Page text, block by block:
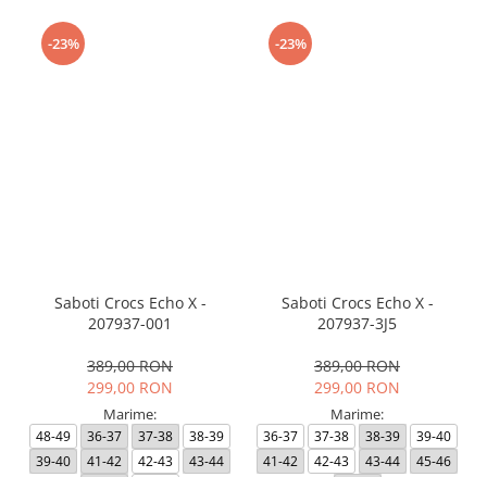
-23%
Saboti Crocs Echo X -
207937-001
389,00 RON
299,00 RON
Marime:
48-49 36-37 37-38
38-39
39-40
41-42 42-43
43-44
-23%
Saboti Crocs Echo X -
207937-3J5
389,00 RON
299,00 RON
Marime:
36-37 37-38 38-39
39-40
41-42
42-43 43-44
45-46